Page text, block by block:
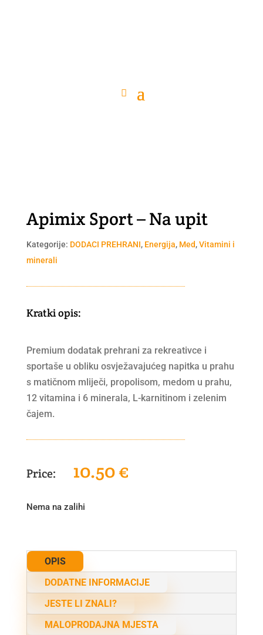
Apimix Sport – Na upit
Kategorije: DODACI PREHRANI, Energija, Med,Vitamini i
minerali
Kratki opis:
Premium dodatak prehrani za rekreativce i
sportaše u obliku osvježavajućeg napitka u prahu
s matičnom mliječi, propolisom, medom u prahu,
12 vitamina i 6 minerala, L-karnitinom i zelenim
čajem.
10.50€
Nema na zalihi
OPIS
DODATNE INFORMACIJE
JESTE LI ZNALI?
MALOPRODAJNA MJESTA